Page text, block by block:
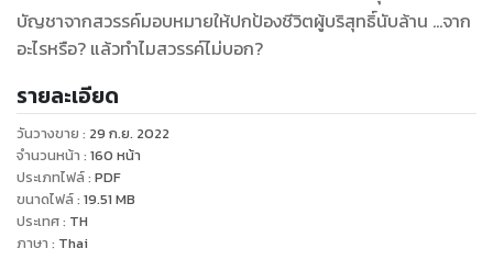
บัญชาจากสวรรค์มอบหมายให้ปกป้องชีวิตผู้บริสุทธิ์นับล้าน ...จาก
อะไรหรือ? แล้วทำไมสวรรค์ไม่บอก?
รายละเอียด
วันวางขาย : 29 ก.ย. 2022
จำนวนหน้า : 160 หน้า
ประเภทไฟล์: PDF
ขนาดไฟล์: 19.51 MB
ประเทศ: TH
ภาษา : Thai